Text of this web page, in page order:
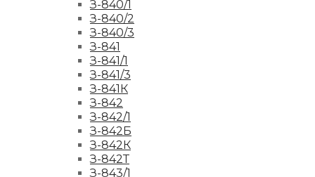
З-840/1
З-840/2
З-840/3
З-841
З-841/1
З-841/3
З-841К
З-842
З-842/1
З-842Б
З-842К
З-842Т
З-843/1